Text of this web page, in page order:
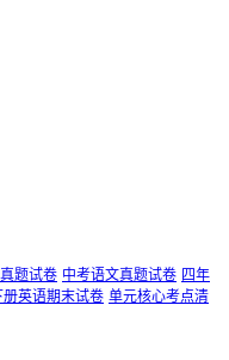
题试卷 中考语文真题试卷 四年
册英语期末试卷 单元核心考点清